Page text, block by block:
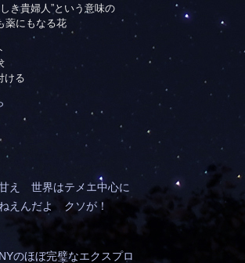
き貴婦人”という意味の
薬にもなる花
ける
え 世界はテメエ中心に
えんだよ クソが！
のほぼ完璧なエクスプロ